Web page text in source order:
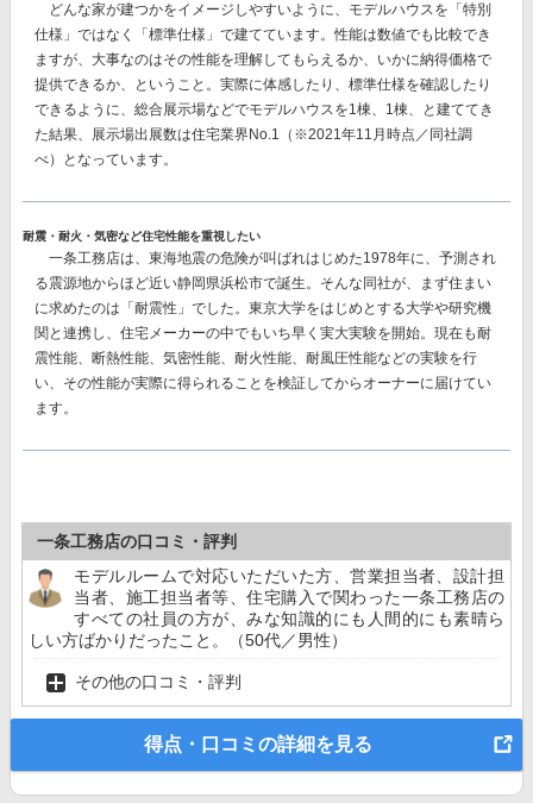
どんな家が建つかをイメージしやすいように、モデルハウスを「特別
仕様」ではなく「標準仕様」で建てています。性能は数値でも比較でき
ますが、大事なのはその性能を理解してもらえるか、いかに納得価格で
提供できるか、ということ。実際に体感したり、標準仕様を確認したり
できるように、総合展示場などでモデルハウスを1棟、1棟、と建ててき
た結果、 展示場出展数は住宅業界No.1 （※2021年11月時点／同社調
べ）となっています。
耐震・耐火・気密など住宅性能を重視したい
一条工務店は、東海地震の危険が叫ばれはじめた1978年に、予測され
る震源地からほど近い静岡県浜松市で誕生。そんな同社が、まず住まい
に求めたのは「耐震性」でした。東京大学をはじめとする大学や研究機
関と連携し、住宅メーカーの中でもいち早く実大実験を開始。現在も耐
震性能、断熱性能、気密性能、耐火性能、耐風圧性能などの実験を行
い、その性能が実際に得られることを検証してからオーナーに届けてい
ます。
一条工務店の口コミ・評判
モデルルームで対応いただいた方、営業担当者、設計担
当者、施工担当者等、住宅購入で関わった一条工務店の
すべての社員の方が、みな知識的にも人間的にも素晴ら
しい方ばかりだったこと。（50代／男性）
その他の口コミ・評判
得点・口コミの詳細を見る